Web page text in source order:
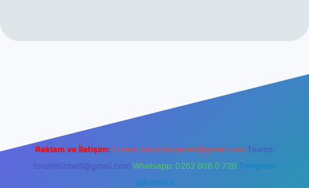
Reklam ve İletişim: E-mail: backlinkpaneli@gmail.com Teams:
forumhizmeti@gmail.com Whatsapp: 0262 606 0 726 Telegram:
@karabul